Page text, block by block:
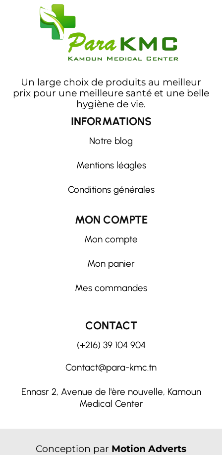
Un large choix de produits au meilleur
prix pour une meilleure santé et une belle
hygiène de vie.
INFORMATIONS
Notre blog
Mentions léagles
Conditions générales
MON COMPTE
Mon compte
Mon panier
Mes commandes
CONTACT
(+216) 39 104 904
Contact@para-kmc.tn
Ennasr 2, Avenue de l'ère nouvelle, Kamoun
Medical Center
Conception par Motion Adverts